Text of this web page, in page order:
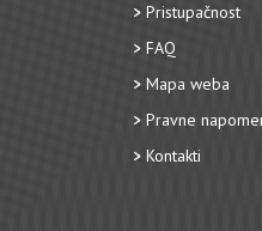
Pristupačnost
FAQ
Mapa weba
Pravne
Kontakti